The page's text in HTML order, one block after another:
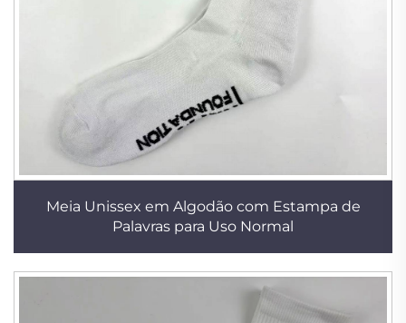
Meia Unissex em Algodão com Estampa de
Palavras para Uso Normal